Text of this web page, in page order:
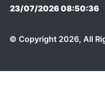
23/07/2026 08:50:36
© Copyright 2026, All